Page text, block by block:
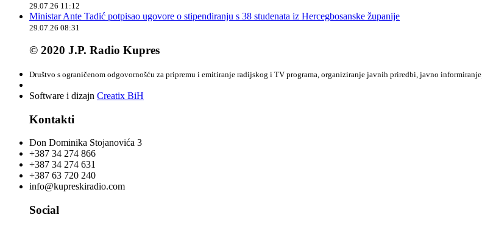
29.07.26 11:12
Ministar Ante Tadić potpisao ugovore o stipendiranju s 38 studenata iz Hercegbosanske županije
29.07.26 08:31
© 2020 J.P. Radio Kupres
Društvo s ograničenom odgovornošću za pripremu i emitiranje radijskog i TV programa, organiziranje javnih priredbi, javno
Software i dizajn Creatix BiH
Kontakti
Don Dominika Stojanovića 3
+387 34 274 866
+387 34 274 631
+387 63 720 240
info@kupreskiradio.com
Social